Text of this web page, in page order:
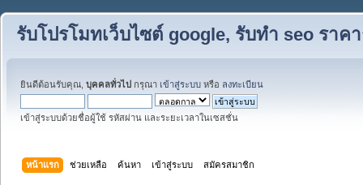
รับโปรโมทเว็บไซต์ google, รับทำ seo ราค
ยินดีต้อนรับคุณ, บุคคลทั่วไป กรุณา เข้าสู่ระบบ หรือ ลงทะเบียน
เข้าสู่ระบบด้วยชื่อผู้ใช้ รหัสผ่าน และระยะเวลาในเซสชั่น
หน้าแรก ช่วยเหลือ ค้นหา เข้าสู่ระบบ สมัครสมาชิก